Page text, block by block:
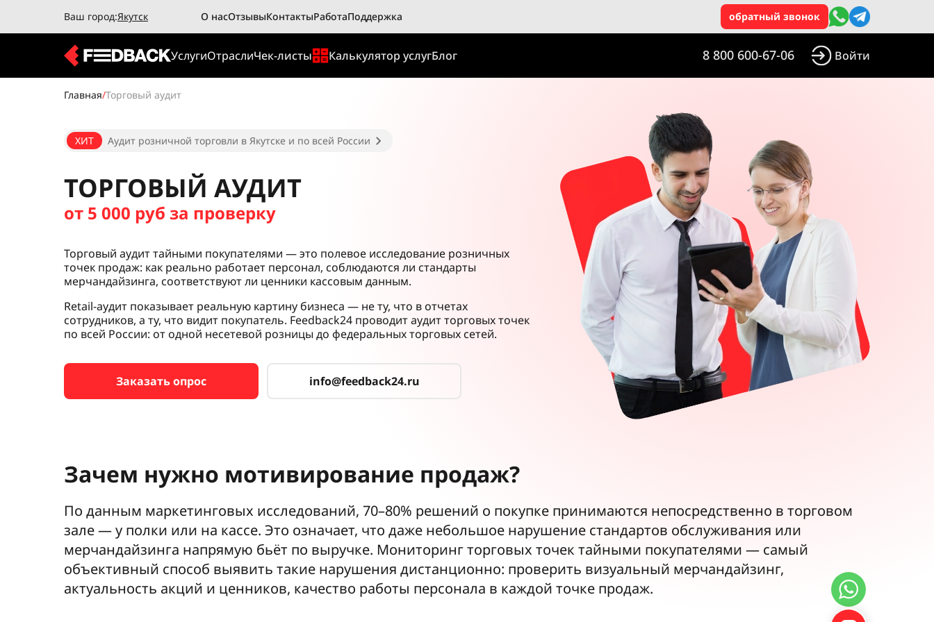
Ваш город:Якутск О насОтзывыКонтактыРаботаПоддержка обратный звонок
УслугиОтраслиЧек-листы Калькулятор услугБлог 8 800 600-67-06 Войти
Главная/Торговый аудит
ХИТ Аудит розничной торговли в Якутске и по всей России
ТОРГОВЫЙ АУДИТ
от 5 000 руб за проверку
Торговый аудит тайными покупателями — это полевое исследование розничных
точек продаж: как реально работает персонал, соблюдаются ли стандарты
мерчандайзинга, соответствуют ли ценники кассовым данным.
Retail-аудит показывает реальную картину бизнеса — не ту, что в отчетах
сотрудников, а ту, что видит покупатель. Feedback24 проводит аудит торговых точек
по всей России: от одной несетевой розницы до федеральных торговых сетей.
Заказать опрос info@feedback24.ru
Зачем нужно мотивирование продаж?
По данным маркетинговых исследований, 70–80% решений о покупке принимаются непосредственно в торговом
зале — у полки или на кассе. Это означает, что даже небольшое нарушение стандартов обслуживания или
мерчандайзинга напрямую бьёт по выручке. Мониторинг торговых точек тайными покупателями — самый
объективный способ выявить такие нарушения дистанционно: проверить визуальный мерчандайзинг,
актуальность акций и ценников, качество работы персонала в каждой точке продаж.